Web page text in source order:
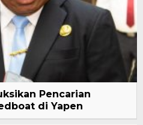
Pencarian
di Yapen